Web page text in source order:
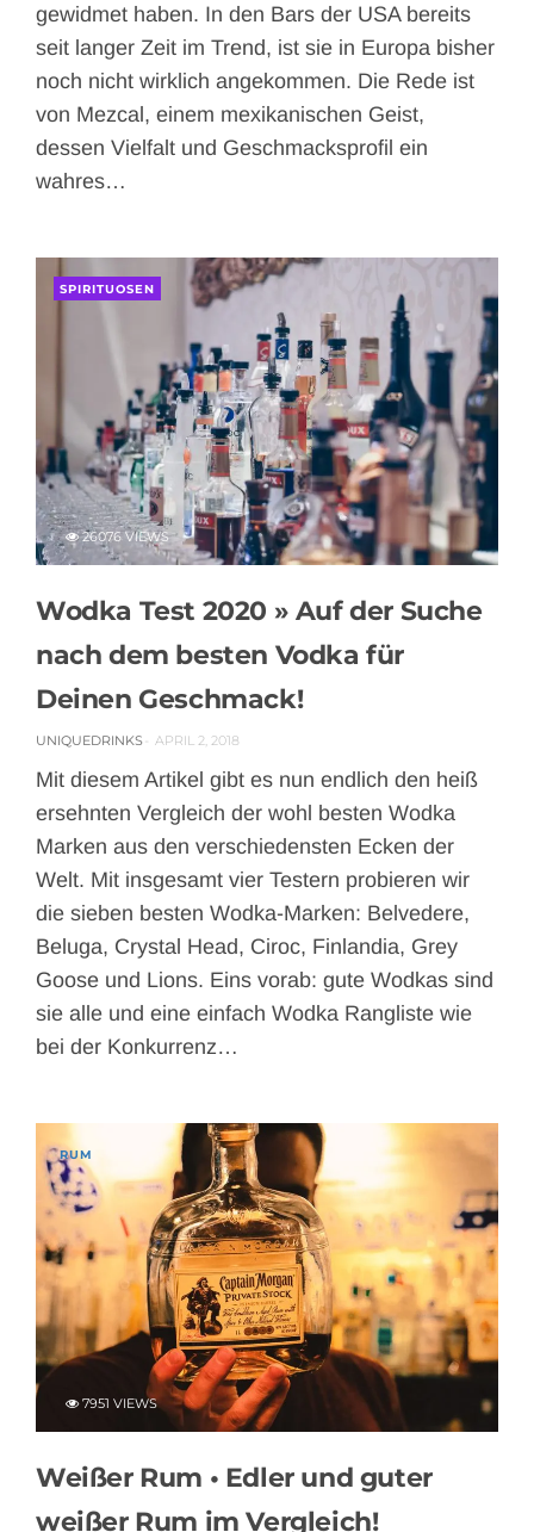
gewidmet haben. In den Bars der USA bereits
seit langer Zeit im Trend, ist sie in Europa bisher
noch nicht wirklich angekommen. Die Rede ist
von Mezcal, einem mexikanischen Geist,
dessen Vielfalt und Geschmacksprofil ein
wahres…
SPIRITUOSEN
26076 VIEWS
Wodka Test 2020 » Auf der Suche
nach dem besten Vodka für
Deinen Geschmack!
UNIQUEDRINKS APRIL 2, 2018
Mit diesem Artikel gibt es nun endlich den heiß
ersehnten Vergleich der wohl besten Wodka
Marken aus den verschiedensten Ecken der
Welt. Mit insgesamt vier Testern probieren wir
die sieben besten Wodka-Marken: Belvedere,
Beluga, Crystal Head, Ciroc, Finlandia, Grey
Goose und Lions. Eins vorab: gute Wodkas sind
sie alle und eine einfach Wodka Rangliste wie
bei der Konkurrenz…
RUM
7951 VIEWS
Weißer Rum • Edler und guter
weißer Rum im Vergleich!